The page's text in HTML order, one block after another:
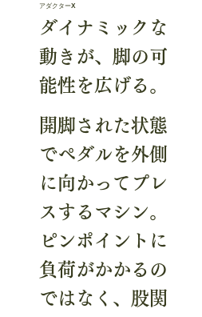
アダクターX
ダイナミックな
動きが、脚の可
能性を広げる。
開脚された状態
でペダルを外側
に向かってプレ
スするマシン。
ピンポイントに
負荷がかかるの
ではなく、股関